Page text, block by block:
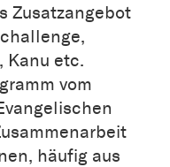
Zusatzangebot
Kanu etc.
vom
häufig aus